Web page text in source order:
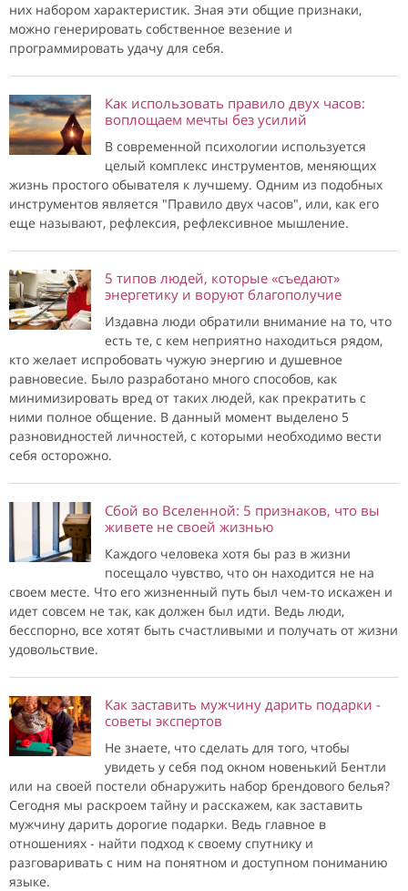
них набором характеристик. Зная эти общие признаки,
можно генерировать собственное везение и
программировать удачу для себя.
Как использовать правило двух часов:
воплощаем мечты без усилий
В современной психологии используется
целый комплекс инструментов, меняющих
жизнь простого обывателя к лучшему. Одним из подобных
инструментов является "Правило двух часов", или, как его
еще называют, рефлексия, рефлексивное мышление.
5 типов людей, которые «съедают»
энергетику и воруют благополучие
Издавна люди обратили внимание на то, что
есть те, с кем неприятно находиться рядом,
кто желает испробовать чужую энергию и душевное
равновесие. Было разработано много способов, как
минимизировать вред от таких людей, как прекратить с
ними полное общение. В данный момент выделено 5
разновидностей личностей, с которыми необходимо вести
себя осторожно.
Сбой во Вселенной: 5 признаков, что вы
живете не своей жизнью
Каждого человека хотя бы раз в жизни
посещало чувство, что он находится не на
своем месте. Что его жизненный путь был чем-то искажен и
идет совсем не так, как должен был идти. Ведь люди,
бесспорно, все хотят быть счастливыми и получать от жизни
удовольствие.
Как заставить мужчину дарить подарки -
советы экспертов
Не знаете, что сделать для того, чтобы
увидеть у себя под окном новенький Бентли
или на своей постели обнаружить набор брендового белья?
Сегодня мы раскроем тайну и расскажем, как заставить
мужчину дарить дорогие подарки. Ведь главное в
отношениях - найти подход к своему спутнику и
разговаривать с ним на понятном и доступном пониманию
языке.